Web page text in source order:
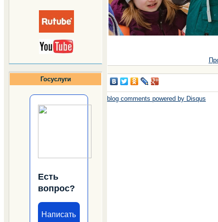
Госуслуги
Есть
вопрос?
Написать
blog comments powered by Disqus